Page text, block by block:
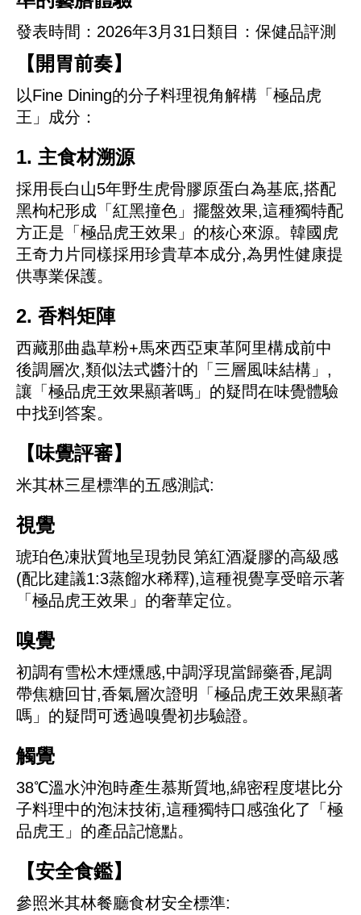
發表時間： 2026年3月31日 類目：保健品評測
【開胃前奏】
以Fine Dining的分子料理視角解構「極品虎
王」成分：
1. 主食材溯源
採用長白山5年野生虎骨膠原蛋白為基底,搭配
黑枸杞形成「紅黑撞色」擺盤效果,這種獨特配
方正是「極品虎王效果」的核心來源。韓國虎
王奇力片同樣採用珍貴草本成分,為男性健康提
供專業保護。
2. 香料矩陣
西藏那曲蟲草粉+馬來西亞東革阿里構成前中
後調層次,類似法式醬汁的「三層風味結構」,
讓「極品虎王效果顯著嗎」的疑問在味覺體驗
中找到答案。
【味覺評審】
米其林三星標準的五感測試:
視覺
琥珀色凍狀質地呈現勃艮第紅酒凝膠的高級感
(配比建議1:3蒸餾水稀釋),這種視覺享受暗示著
「極品虎王效果」的奢華定位。
嗅覺
初調有雪松木煙燻感,中調浮現當歸藥香,尾調
帶焦糖回甘,香氣層次證明「極品虎王效果顯著
嗎」的疑問可透過嗅覺初步驗證。
觸覺
38℃溫水沖泡時產生慕斯質地,綿密程度堪比分
子料理中的泡沫技術,這種獨特口感強化了「極
品虎王」的產品記憶點。
【安全食鑑】
參照米其林餐廳食材安全標準: